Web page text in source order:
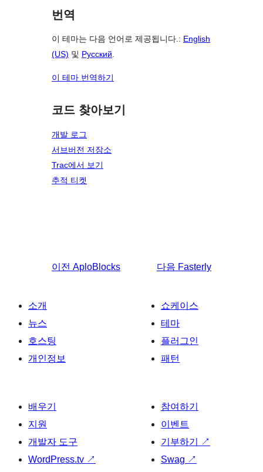
번역
이 테마는 다음 언어로 제공됩니다.: English
(US) 및 Русский.
이 테마 번역하기
코드 찾아보기
개발 로그
서브버전 저장소
Trac에서 보기
추적 티켓
이전 AploBlocks 다음 Fasterly
소개
뉴스
호스팅
개인정보
쇼케이스
테마
플러그인
패턴
배우기
지원
개발자 도구
WordPress.tv ↗
참여하기
이벤트
기부하기
↗
Swag ↗